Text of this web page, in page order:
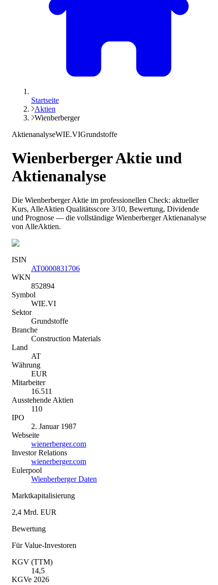
Startseite
Aktien
Wienberberger
AktienanalyseWIE.VIGrundstoffe
WienberbergerAktie und
Aktienanalyse
Die WienberbergerAktie im professionellen Check: aktueller
Kurs, AlleAktien Qualitätsscore 3/10, Bewertung, Dividende
und Prognose — die vollständige WienberbergerAktienanalyse
von AlleAktien.
ISIN
AT0000831706
WKN
852894
Symbol
WIE.VI
Sektor
Grundstoffe
Branche
Construction Materials
Land
AT
Währung
EUR
Mitarbeiter
16.511
Ausstehende Aktien
110
IPO
2. Januar 1987
Webseite
wienerberger.com
Investor Relations
wienerberger.com
Eulerpool
Wienberberger Daten
Marktkapitalisierung
2,4 Mrd. EUR
Bewertung
Für Value-Investoren
KGV (TTM)
14,5
KGVe 2026